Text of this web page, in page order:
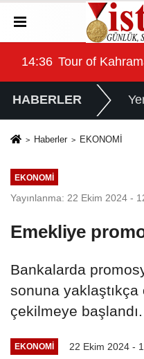
Heyecanı KAFUM'da
09:48 CHP
HABERLER
Haberler EKONOMİ
EKONOMİ
Yayınlanma: 22 Ekim 2024 -
Emekliye
Bankalarda
sonuna yaklaştıkça
çekilmeye başlandı.
EKONOMİ 22 Ekim 2024 -